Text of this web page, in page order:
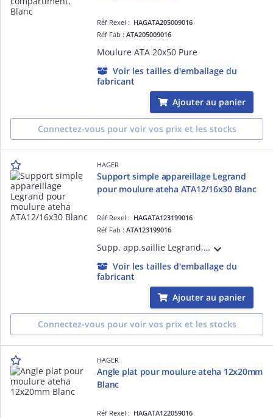
Réf Rexel : HAGATA205009016
Réf Fab :ATA205009016
Moulure ATA 20x50 Pure
Voir les tailles d'emballage du
fabricant
Ajouter au panier
Connectez-vous pour voir vos prix et les stocks
HAGER
Support simple appareillage Legrand
pour moulure ateha ATA12/16x30 Blanc
Réf Rexel : HAGATA123199016
Réf Fab :ATA123199016
Supp. app.saillie Legrand,ATA12/16x30 Pure
Voir les tailles d'emballage du
fabricant
Ajouter au panier
Connectez-vous pour voir vos prix et les stocks
HAGER
Angle plat pour moulure ateha 12x20mm
Blanc
Réf Rexel : HAGATA122059016